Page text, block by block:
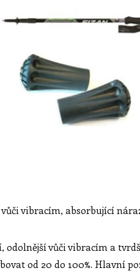
vibracím, absorbující
vůči vibracím a
od 20 do 100%. Hlavní